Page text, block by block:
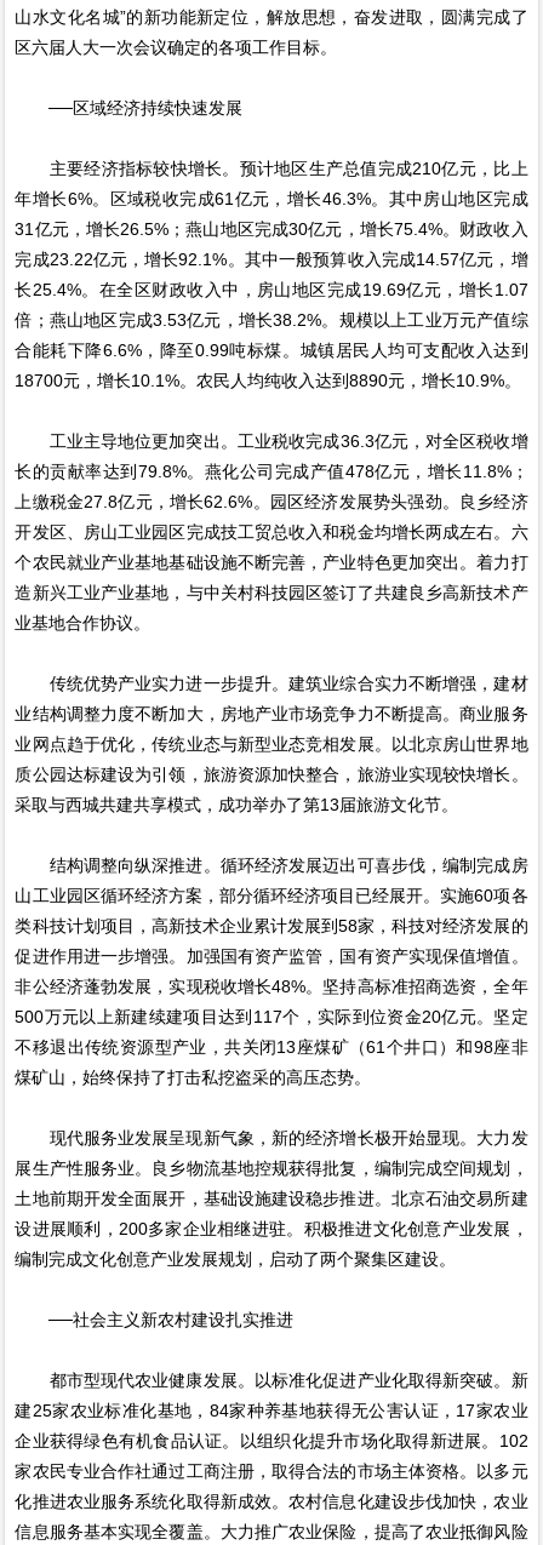
山水文化名城”的新功能新定位，解放思想，奋发进取，圆满完成了
区六届人大一次会议确定的各项工作目标。
──区域经济持续快速发展
主要经济指标较快增长。预计地区生产总值完成210亿元，比上
年增长6%。区域税收完成61亿元，增长46.3%。其中房山地区完成
31亿元，增长26.5%；燕山地区完成30亿元，增长75.4%。财政收入
完成23.22亿元，增长92.1%。其中一般预算收入完成14.57亿元，增
长25.4%。在全区财政收入中，房山地区完成19.69亿元，增长1.07
倍；燕山地区完成3.53亿元，增长38.2%。规模以上工业万元产值综
合能耗下降6.6%，降至0.99吨标煤。城镇居民人均可支配收入达到
18700元，增长10.1%。农民人均纯收入达到8890元，增长10.9%。
工业主导地位更加突出。工业税收完成36.3亿元，对全区税收增
长的贡献率达到79.8%。燕化公司完成产值478亿元，增长11.8%；
上缴税金27.8亿元，增长62.6%。园区经济发展势头强劲。良乡经济
开发区、房山工业园区完成技工贸总收入和税金均增长两成左右。六
个农民就业产业基地基础设施不断完善，产业特色更加突出。着力打
造新兴工业产业基地，与中关村科技园区签订了共建良乡高新技术产
业基地合作协议。
传统优势产业实力进一步提升。建筑业综合实力不断增强，建材
业结构调整力度不断加大，房地产业市场竞争力不断提高。商业服务
业网点趋于优化，传统业态与新型业态竞相发展。以北京房山世界地
质公园达标建设为引领，旅游资源加快整合，旅游业实现较快增长。
采取与西城共建共享模式，成功举办了第13届旅游文化节。
结构调整向纵深推进。循环经济发展迈出可喜步伐，编制完成房
山工业园区循环经济方案，部分循环经济项目已经展开。实施60项各
类科技计划项目，高新技术企业累计发展到58家，科技对经济发展的
促进作用进一步增强。加强国有资产监管，国有资产实现保值增值。
非公经济蓬勃发展，实现税收增长48%。坚持高标准招商选资，全年
500万元以上新建续建项目达到117个，实际到位资金20亿元。坚定
不移退出传统资源型产业，共关闭13座煤矿（61个井口）和98座非
煤矿山，始终保持了打击私挖盗采的高压态势。
现代服务业发展呈现新气象，新的经济增长极开始显现。大力发
展生产性服务业。良乡物流基地控规获得批复，编制完成空间规划，
土地前期开发全面展开，基础设施建设稳步推进。北京石油交易所建
设进展顺利，200多家企业相继进驻。积极推进文化创意产业发展，
编制完成文化创意产业发展规划，启动了两个聚集区建设。
──社会主义新农村建设扎实推进
都市型现代农业健康发展。以标准化促进产业化取得新突破。新
建25家农业标准化基地，84家种养基地获得无公害认证，17家农业
企业获得绿色有机食品认证。以组织化提升市场化取得新进展。102
家农民专业合作社通过工商注册，取得合法的市场主体资格。以多元
化推进农业服务系统化取得新成效。农村信息化建设步伐加快，农业
信息服务基本实现全覆盖。大力推广农业保险，提高了农业抵御风险